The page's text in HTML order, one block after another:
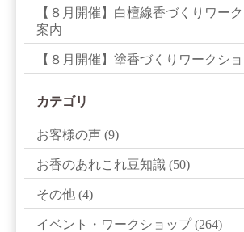
【８月開催】白檀線香づくりワー
案内
【８月開催】塗香づくりワークシ
カテゴリ
お客様の声 (9)
お香のあれこれ豆知識 (50)
その他 (4)
イベント・ワークショップ(264)